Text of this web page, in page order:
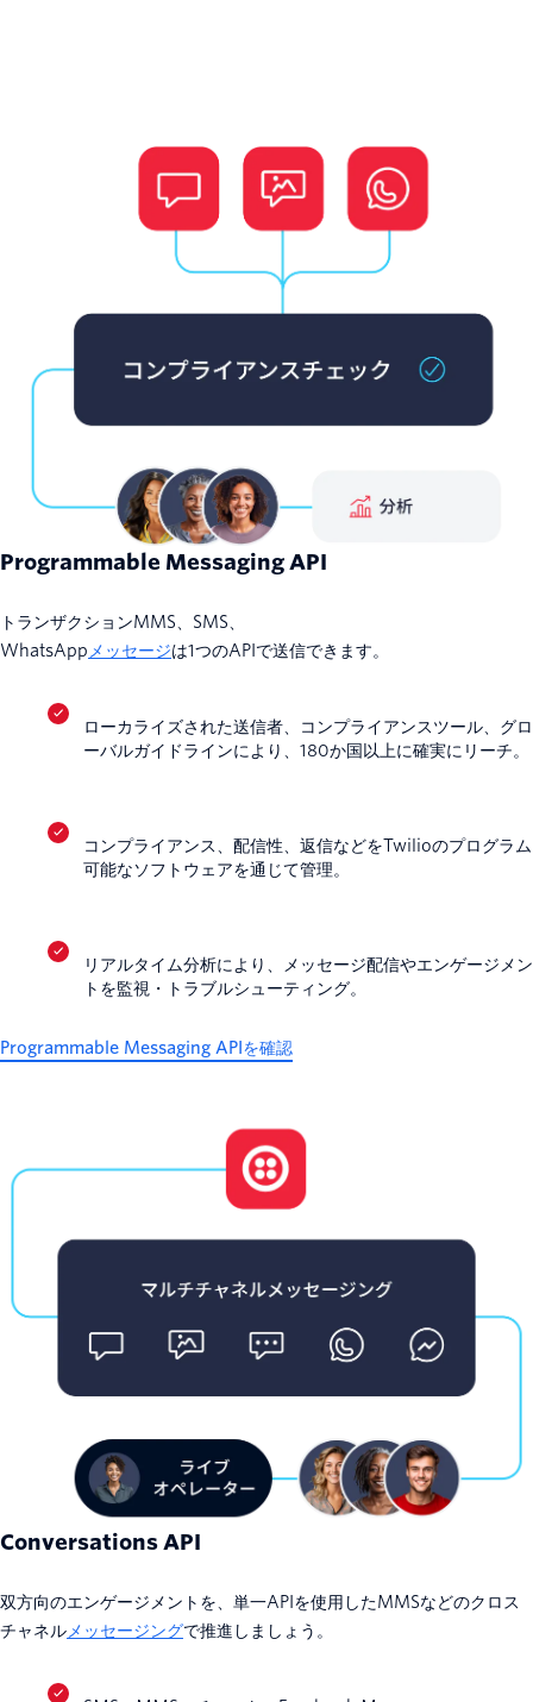
Programmable Messaging API
トランザクションMMS、SMS、
WhatsAppメッセージは1つのAPIで送信できます。
ローカライズされた送信者、コンプライアンスツール、グロ
ーバルガイドラインにより、180か国以上に確実にリーチ。
コンプライアンス、配信性、返信などをTwilioのプログラム
可能なソフトウェアを通じて管理。
リアルタイム分析により、メッセージ配信やエンゲージメン
トを監視・トラブルシューティング。
Programmable Messaging APIを確認
Conversations API
双方向のエンゲージメントを、単一APIを使用したMMSなどのクロス
チャネルメッセージングで推進しましょう。